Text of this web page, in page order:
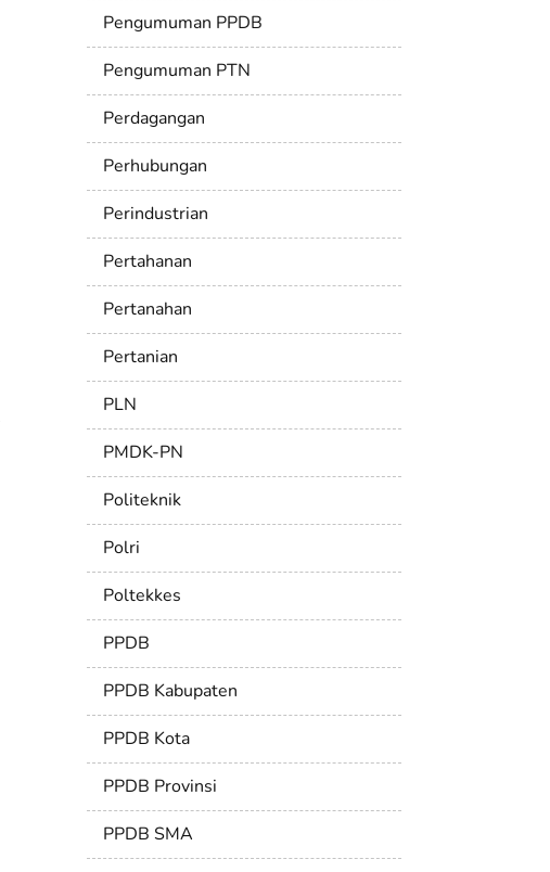
Pengumuman PPDB
Pengumuman PTN
Perdagangan
Perhubungan
Perindustrian
Pertahanan
Pertanahan
Pertanian
PLN
PMDK-PN
Politeknik
Polri
Poltekkes
PPDB
PPDB Kabupaten
PPDB Kota
PPDB Provinsi
PPDB SMA